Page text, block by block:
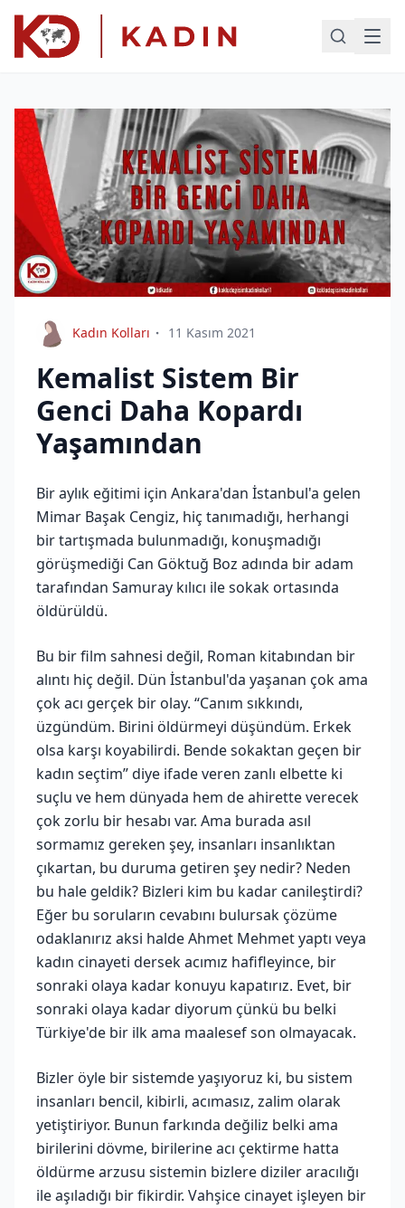
Kadın Kolları 11 Kasım 2021
Kemalist Sistem Bir
Genci Daha Kopardı
Yaşamından
Bir aylık eğitimi için Ankara'dan İstanbul'a gelen
Mimar Başak Cengiz, hiç tanımadığı, herhangi
bir tartışmada bulunmadığı, konuşmadığı
görüşmediği Can Göktuğ Boz adında bir adam
tarafından Samuray kılıcı ile sokak ortasında
öldürüldü.
Bu bir film sahnesi değil, Roman kitabından bir
alıntı hiç değil. Dün İstanbul'da yaşanan çok ama
çok acı gerçek bir olay. “Canım sıkkındı,
üzgündüm. Birini öldürmeyi düşündüm. Erkek
olsa karşı koyabilirdi. Bende sokaktan geçen bir
kadın seçtim” diye ifade veren zanlı elbette ki
suçlu ve hem dünyada hem de ahirette verecek
çok zorlu bir hesabı var. Ama burada asıl
sormamız gereken şey, insanları insanlıktan
çıkartan, bu duruma getiren şey nedir? Neden
bu hale geldik? Bizleri kim bu kadar canileştirdi?
Eğer bu soruların cevabını bulursak çözüme
odaklanırız aksi halde Ahmet Mehmet yaptı veya
kadın cinayeti dersek acımız hafifleyince, bir
sonraki olaya kadar konuyu kapatırız. Evet, bir
sonraki olaya kadar diyorum çünkü bu belki
Türkiye'de bir ilk ama maalesef son olmayacak.
Bizler öyle bir sistemde yaşıyoruz ki, bu sistem
insanları bencil, kibirli, acımasız, zalim olarak
yetiştiriyor. Bunun farkında değiliz belki ama
birilerini dövme, birilerine acı çektirme hatta
öldürme arzusu sistemin bizlere diziler aracılığı
ile aşıladığı bir fikirdir. Vahşice cinayet işleyen bir